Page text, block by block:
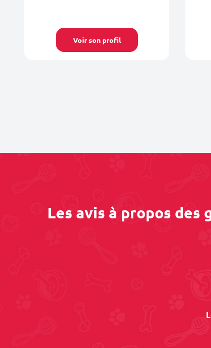
Voir son profil
Les avis à propos